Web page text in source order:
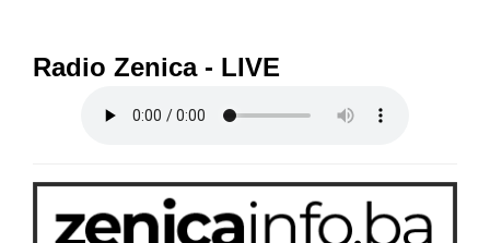
Radio Zenica - LIVE